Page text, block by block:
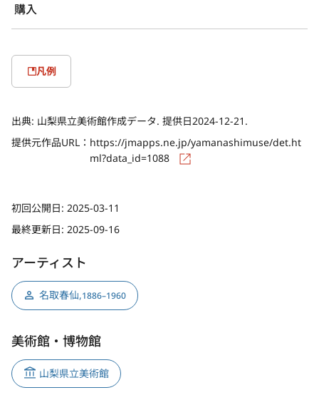
購入
凡例
出典: 山梨県立美術館作成データ. 提供日2024-12-21.
提供元作品URL： https://jmapps.ne.jp/yamanashimuse/det.ht
ml?data_id=1088
初回公開日: 2025-03-11
最終更新日: 2025-09-16
アーティスト
名取春仙,1886–1960
美術館・博物館
山梨県立美術館